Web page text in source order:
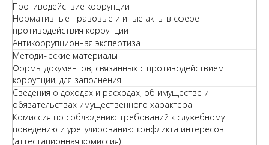
Противодействие коррупции
Нормативные правовые и иные акты в сфере
противодействия коррупции
Антикоррупционная экспертиза
Методические материалы
Формы документов, связанных с противодействием
коррупции, для заполнения
Сведения о доходах и расходах, об имуществе и
обязательствах имущественного характера
Комиссия по соблюдению требований к служебному
поведению и урегулированию конфликта интересов
(аттестационная комиссия)